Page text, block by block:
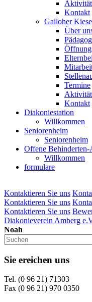
Kontakt
Gailoher
Über
Termine
Kontakt
Diakoniestation
Willkommen
Seniorenheim
Seniorenheim
Offene
Willkommen
formulare
Kontaktieren Sie uns
Kontaktieren Sie uns
Kontaktieren Sie uns
Diakonieverein Amberg
Noah
Sie ereichen uns
Tel. (0 96 21) 71303
Fax (0 96 21) 970 0350